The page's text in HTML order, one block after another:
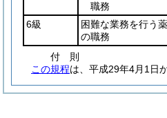
職務
6級
困難な業務を行う
の職務
付 則
この規程は、平成29年4月1日